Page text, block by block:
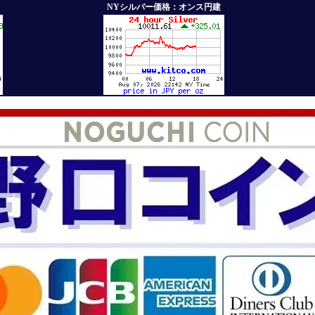
NYシルバー価格：オンス円建